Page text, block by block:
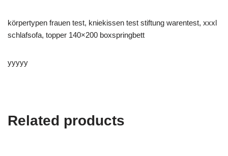
körpertypen frauen test, kniekissen test stiftung warentest, xxxl
schlafsofa, topper 140×200 boxspringbett
yyyyy
Related products